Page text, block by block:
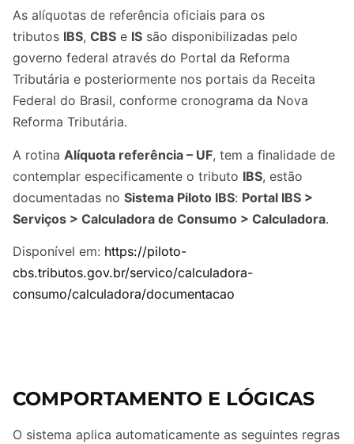
As alíquotas de referência oficiais para os
tributos IBS, CBS e IS são disponibilizadas pelo
governo federal através do Portal da Reforma
Tributária e posteriormente nos portais da Receita
Federal do Brasil, conforme cronograma da Nova
Reforma Tributária.
A rotina Alíquota referência – UF, tem a finalidade de
contemplar especificamente o tributo IBS, estão
documentadas no Sistema Piloto IBS: Portal IBS >
Serviços > Calculadora de Consumo > Calculadora.
Disponível em: https://piloto-
cbs.tributos.gov.br/servico/calculadora-
consumo/calculadora/documentacao
COMPORTAMENTO E LÓGICAS
O sistema aplica automaticamente as seguintes regras